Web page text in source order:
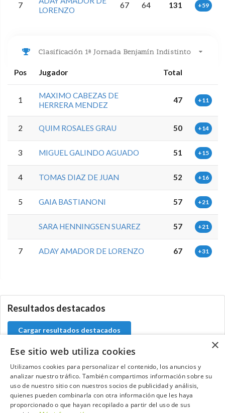
7
LORENZO
67 64 131 +59
Clasificación 1ª Jornada Benjamín Indistinto
Pos Jugador Total
1
MAXIMO CABEZAS DE
HERRERA MENDEZ
47 +11
2 QUIM ROSALES GRAU 50 +14
3 MIGUEL GALINDO AGUADO 51 +15
4 TOMAS DIAZ DE JUAN 52 +16
5 GAIA BASTIANONI 57 +21
SARA HENNINGSEN SUAREZ 57 +21
7 ADAY AMADOR DE LORENZO 67 +31
Resultados destacados
Cargar resultados destacados
Contacta con el equipo de NextCaddy
Opina Contacta
×
Ese sitio web utiliza cookies
Utilizamos cookies para personalizar el contenido, los anuncios y
analizar nuestro tráfico. También compartimos información sobre su
uso de nuestro sitio con nuestros socios de publicidad y análisis,
quienes pueden combinarla con otra información que les haya
proporcionado o que hayan recopilado a partir del uso de sus